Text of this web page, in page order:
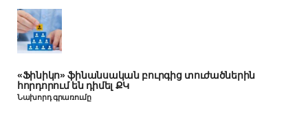
«Ֆինիկո» ֆինանսական բուրգից տուժածներին
հորդորում են դիմել ՔԿ
Նախորդ գրառումը